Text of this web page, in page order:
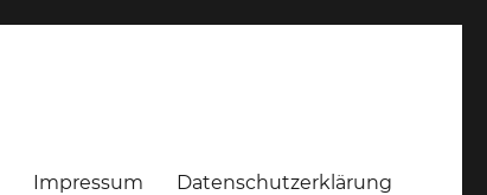
Impressum Datenschutzerklärung